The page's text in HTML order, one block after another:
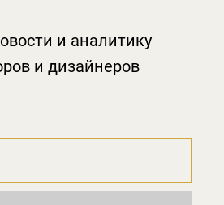
и аналитику
и дизайнеров